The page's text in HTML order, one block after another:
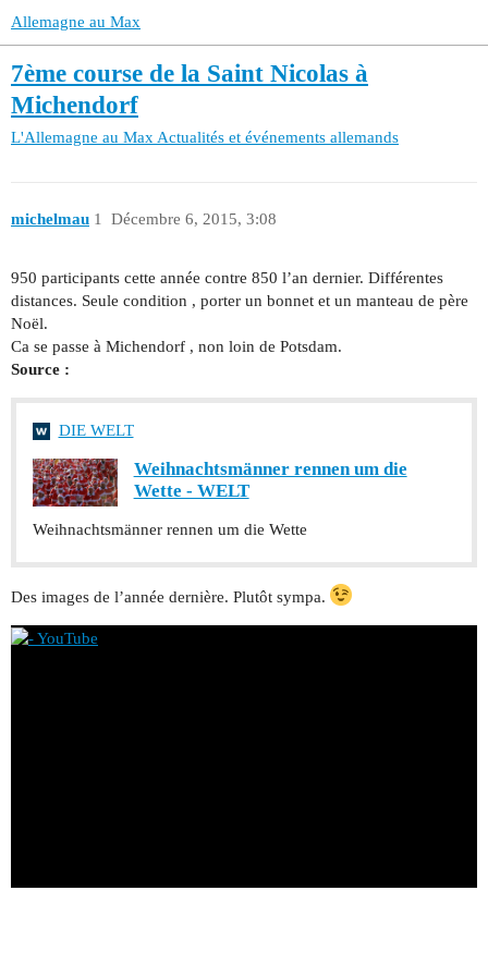
Allemagne au Max
7ème course de la Saint Nicolas à
Michendorf
L'Allemagne au MaxActualités et événements allemands
michelmau Décembre 6, 2015, 3:08
1
950 participants cette année contre 850 l’an dernier. Différentes
distances. Seule condition , porter un bonnet et un manteau de père
Noël.
Ca se passe à Michendorf , non loin de Potsdam.
Source :
DIE WELT
Weihnachtsmänner rennen um die
Wette - WELT
Weihnachtsmänner rennen um die Wette
Des images de l’année dernière. Plutôt sympa.